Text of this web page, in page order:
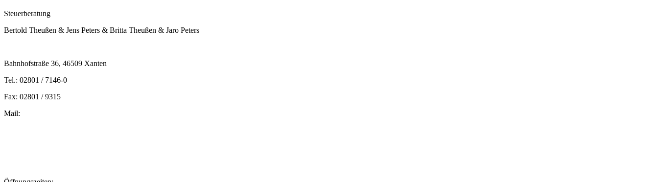
Steuerberatung
Bertold Theußen & Jens Peters & Britta Theußen & Jaro Peters
Bahnhofstraße 36, 46509 Xanten
Tel.: 02801 / 7146-0
Fax: 02801 / 9315
Mail: